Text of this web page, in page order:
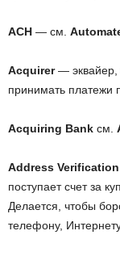
ACH — см.
Acquirer— эквайер,
принимать платежи
Acquiring Bank см.
Address Verification
поступает счет за
Делается, чтобы
телефону,